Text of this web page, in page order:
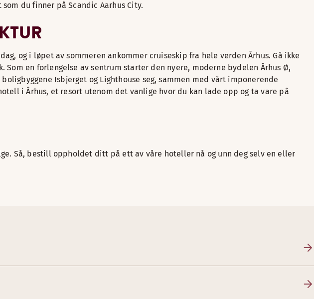
du finner på Scandic Aarhus City.
og i løpet av sommeren ankommer cruiseskip fra hele verden Århus. Gå ikke
en forlengelse av sentrum starter den nyere, moderne bydelen Århus Ø,
Isbjerget og Lighthouse seg, sammen med vårt imponerende
i Århus, et resort utenom det vanlige hvor du kan lade opp og ta vare på
Så, bestill oppholdet ditt på ett av våre hoteller nå og unn deg selv en eller